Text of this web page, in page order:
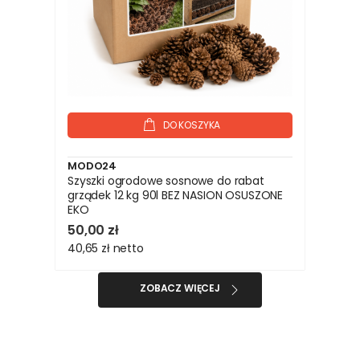
DO KOSZYKA
MODO24
Szyszki ogrodowe sosnowe do rabat
grządek 12 kg 90l BEZ NASION OSUSZONE
EKO
50,00 zł
40,65 zł netto
ZOBACZ WIĘCEJ